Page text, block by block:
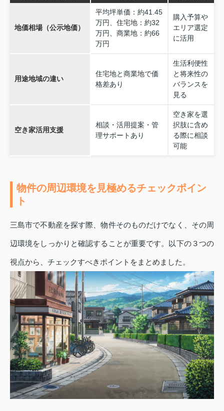
地価相場（公示地価）
平均坪単価：約41.45
万円、住宅地：約32
万円、商業地：約66
万円
購入予算や
エリア選定
に活用
用途地域の違い
住宅地と商業地で価
格差あり
生活利便性
と将来性の
バランスを
見る
空き家活用支援
相談・活用提案・管
理サポートあり
空き家を選
択肢に含め
る際に相談
可能
物件の周辺環境を見極めるチェックポイン
ト
三島市で不動産を探す際、物件そのものだけでなく、その周
辺環境をしっかりと確認することが重要です。以下の３つの
視点から、チェックすべきポイントをまとめました。